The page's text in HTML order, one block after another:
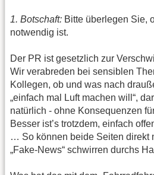
1. Botschaft: Bitte überlegen Sie,
notwendig ist.
Der PR ist gesetzlich zur
Wir verabreden bei sensiblen
Kollegen, ob und was nach
„einfach mal Luft machen will“,
natürlich - ohne Konsequenzen
Besser ist’s trotzdem, einfach
… So können beide Seiten direkt
„Fake-News“ schwirren durchs